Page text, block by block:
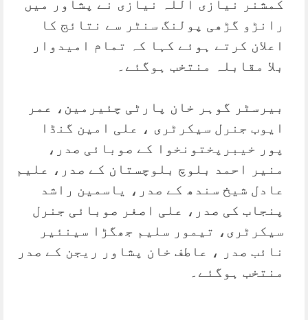
کمشنر نیازی اللہ نیازی نے پشاور میں
رانڑو گڑھی پولنگ سنٹر سے نتائج کا
اعلان کرتے ہوئے کہا کہ تمام امیدوار
بلا مقابلہ منتخب ہوگئے۔
بیرسٹر گوہر خان پارٹی چئیرمین، عمر
ایوب جنرل سیکرٹری ، علی امین گنڈا
پور خیبرپختونخوا کے صوبائی صدر،
منیر احمد بلوچ بلوچستان کے صدر، علیم
عادل شیخ سندھ کے صدر، یاسمین راشد
پنجاب کی صدر، علی اصغر صوبائی جنرل
سیکرٹری، تیمور سلیم جھگڑا سینئیر
نائب صدر ، عاطف خان پشاور ریجن کے صدر
منتخب ہوگئے۔